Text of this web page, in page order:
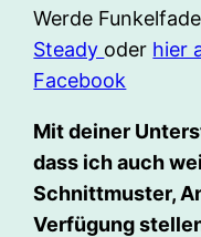
Werde
Steady oder hier
Facebook
Mit deiner
dass ich auch
Schnittmuster,
Verfügung